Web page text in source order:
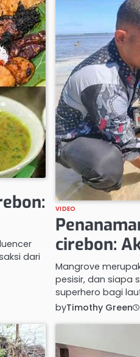
dari
VIDEO
cirebon:
Mangrove
pesisir, dan siapa
superhero bagi
byTimothy Green